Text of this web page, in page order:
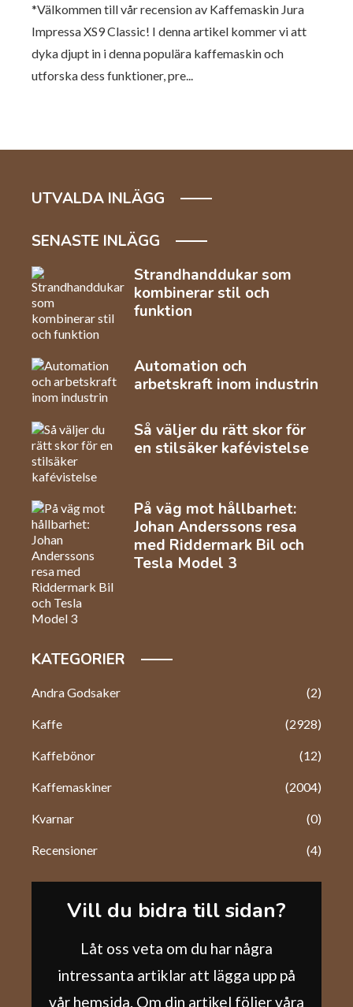
*Välkommen till vår recension av Kaffemaskin Jura
Impressa XS9 Classic! I denna artikel kommer vi att
dyka djupt in i denna populära kaffemaskin och
utforska dess funktioner, pre...
UTVALDA INLÄGG
SENASTE INLÄGG
Strandhanddukar som
kombinerar stil och
funktion
Automation och
arbetskraft inom industrin
Så väljer du rätt skor för
en stilsäker kafévistelse
På väg mot hållbarhet:
Johan Anderssons resa
med Riddermark Bil och
Tesla Model 3
KATEGORIER
Andra Godsaker (2)
Kaffe (2928)
Kaffebönor (12)
Kaffemaskiner (2004)
Kvarnar (0)
Recensioner (4)
Vill du bidra till sidan?
Låt oss veta om du har några
intressanta artiklar att lägga upp på
vår hemsida. Om din artikel följer våra